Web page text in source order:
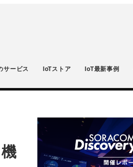
サービス IoTストア IoT最新事例